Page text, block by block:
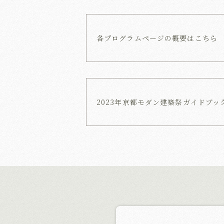
各プログラム ページの概要は こちら
2023年京都モダン建築祭 ガイドブッ